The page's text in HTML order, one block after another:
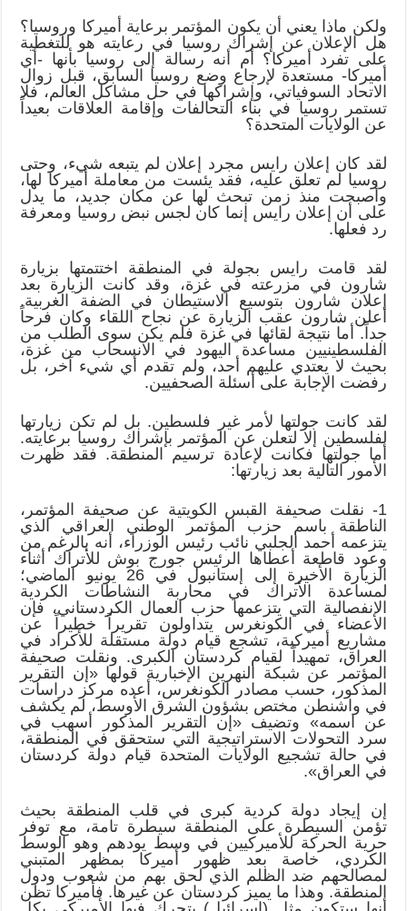
ولكن ماذا يعني أن يكون المؤتمر برعاية أميركا وروسيا؟
هل الإعلان عن إشراك روسيا في رعايته هو للتغطية
على تفرد أميركا؟ أم أنه رسالة إلى روسيا بأنها -أي
أميركا- مستعدة لإرجاع وضع روسيا السابق، قبل زوال
الاتحاد السوفياتي، وإشراكها في حل مشاكل العالم، فلا
تستمر روسيا في بناء التحالفات وإقامة العلاقات بعيداً
عن الولايات المتحدة؟
لقد كان إعلان رايس مجرد إعلان لم يتبعه شيء، وحتى
روسيا لم تعلق عليه، فقد يئست من معاملة أميركا لها،
وأصبحت منذ زمن تبحث لها عن مكان جديد، ما يدل
على أن إعلان رايس إنما كان لجس نبض روسيا ومعرفة
رد فعلها.
لقد قامت رايس بجولة في المنطقة اختتمتها بزيارة
شارون في مزرعته في غزة، وقد كانت الزيارة بعد
إعلان شارون بتوسيع الاستيطان في الضفة الغربية.
أعلن شارون عقب الزيارة عن نجاح اللقاء وكان فرحاً
جداً. أما نتيجة لقائها في غزة فلم يكن سوى الطلب من
الفلسطينيين مساعدة اليهود في الانسحاب من غزة،
بحيث لا يعتدي عليهم أحد، ولم تقدم أي شيء آخر، بل
رفضت الإجابة على أسئلة الصحفيين.
لقد كانت جولتها لأمر غير فلسطين. بل لم تكن زيارتها
لفلسطين إلا لتعلن عن المؤتمر بإشراك روسيا برعايته.
أما جولتها فكانت لإعادة ترسيم المنطقة. فقد ظهرت
الأمور التالية بعد زيارتها:
1- نقلت صحيفة القبس الكويتية عن صحيفة المؤتمر،
الناطقة باسم حزب المؤتمر الوطني العراقي الذي
يتزعمه أحمد الجلبي نائب رئيس الوزراء، أنه بالرغم من
وعود قاطعة أعطاها الرئيس جورج بوش للأتراك أثناء
الزيارة الأخيرة إلى إستانبول في 26 يونيو الماضي؛
لمساعدة الأتراك في محاربة النشاطات الكردية
الانفصالية التي يتزعمها حزب العمال الكردستاني، فإن
الأعضاء في الكونغرس يتداولون تقريراً خطيراً عن
مشاريع أميركية، تشجع قيام دولة مستقلة للأكراد في
العراق، تمهيداً لقيام كردستان الكبرى. ونقلت صحيفة
المؤتمر عن شبكة النهرين الإخبارية قولها «إن التقرير
المذكور، حسب مصادر الكونغرس، أعده مركز دراسات
في واشنطن مختص بشؤون الشرق الأوسط، لم يكشف
عن اسمه» وتضيف «إن التقرير المذكور أسهب في
سرد التحولات الاستراتيجية التي ستحقق في المنطقة،
في حالة تشجيع الولايات المتحدة قيام دولة كردستان
في العراق».
إن إيجاد دولة كردية كبرى في قلب المنطقة بحيث
تؤمن السيطرة على المنطقة سيطرة تامة، مع توفر
حرية الحركة للأميركيين في وسط يودهم وهو الوسط
الكردي، خاصة بعد ظهور أميركا بمظهر المتبني
لمصالحهم ضد الظلم الذي لحق بهم من شعوب ودول
المنطقة. وهذا ما يميز كردستان عن غيرها. فأميركا تظن